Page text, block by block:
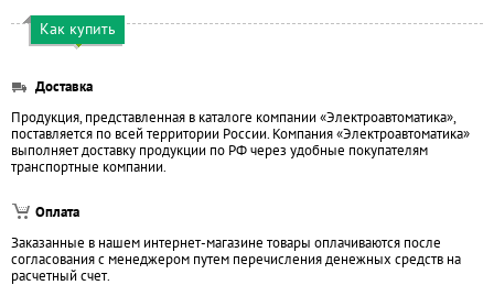
Как купить
Доставка
Продукция, представленная в каталоге компании «Электроавтоматика»,
поставляется по всей территории России. Компания «Электроавтоматика»
выполняет доставку продукции по РФ через удобные покупателям
транспортные компании.
Оплата
Заказанные в нашем интернет-магазине товары оплачиваются после
согласования с менеджером путем перечисления денежных средств на
расчетный счет.